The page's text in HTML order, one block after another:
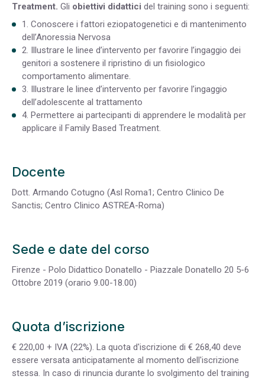
Treatment. Gli obiettivi didattici del training sono i seguenti:
1. Conoscere i fattori eziopatogenetici e di mantenimento
dell’Anoressia Nervosa
2. Illustrare le linee d’intervento per favorire l’ingaggio dei
genitori a sostenere il ripristino di un fisiologico
comportamento alimentare.
3. Illustrare le linee d’intervento per favorire l’ingaggio
dell’adolescente al trattamento
4. Permettere ai partecipanti di apprendere le modalità per
applicare il Family Based Treatment.
Docente
Dott. Armando Cotugno (Asl Roma1; Centro Clinico De
Sanctis; Centro Clinico ASTREA-Roma)
Sede e date del corso
Firenze - Polo Didattico Donatello - Piazzale Donatello 20 5-6
Ottobre 2019 (orario 9.00-18.00)
Quota d’iscrizione
€ 220,00 + IVA (22%). La quota d'iscrizione di € 268,40 deve
essere versata anticipatamente al momento dell'iscrizione
stessa. In caso di rinuncia durante lo svolgimento del training